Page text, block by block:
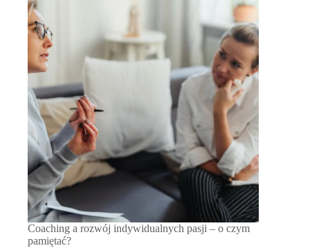
Coaching a rozwój indywidualnych pasji – o czym
pamiętać?